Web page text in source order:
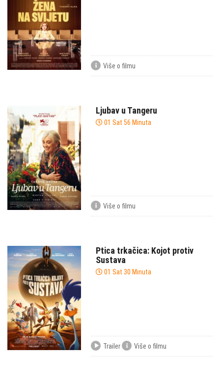
Više o filmu
Ljubav u Tangeru
01 Sat 56 Minuta
Više o filmu
Ptica trkačica: Kojot protiv
Sustava
01 Sat 30 Minuta
Trailer Više o filmu